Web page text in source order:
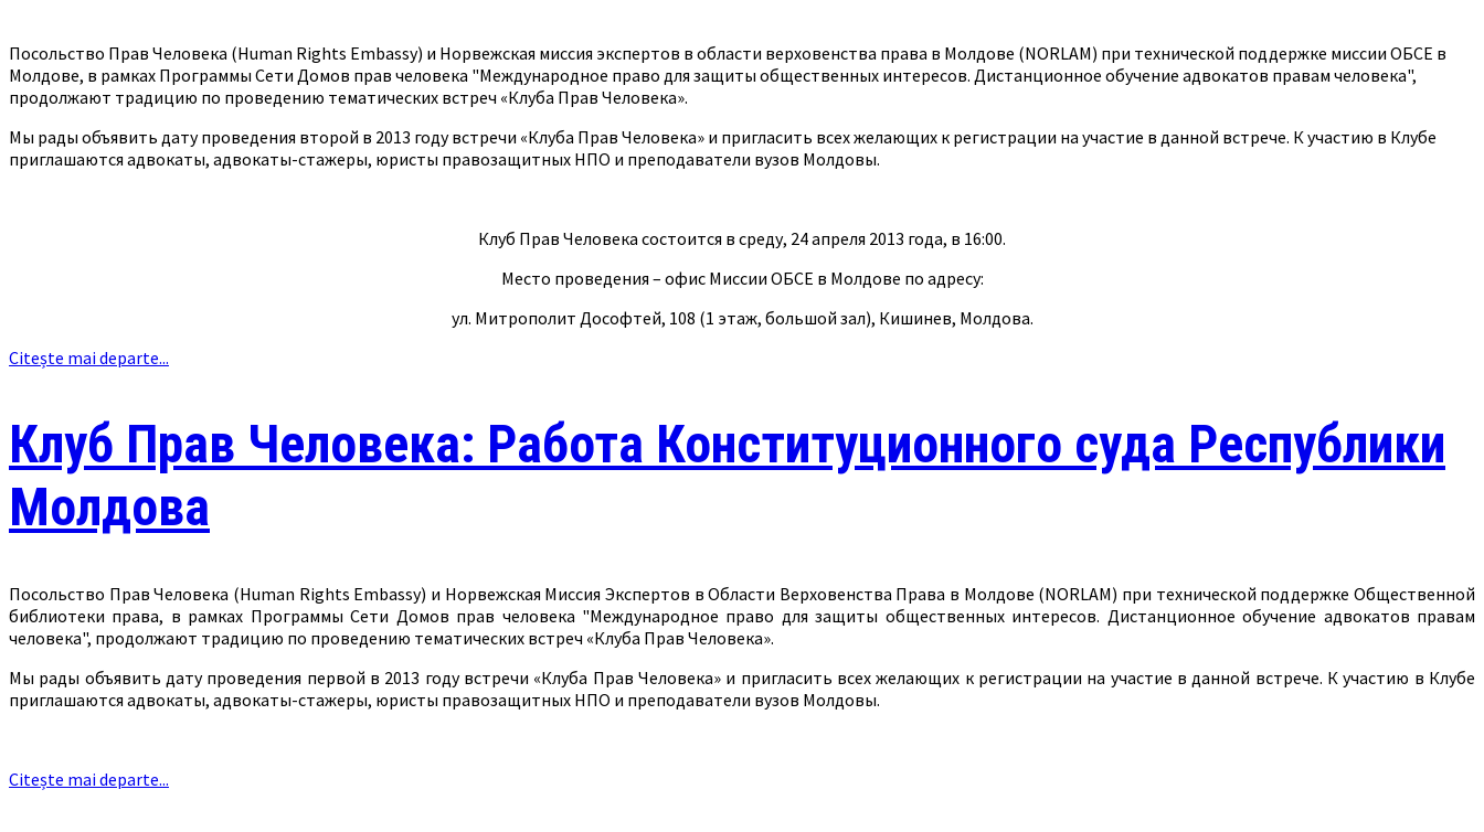
Посольство Прав Человека (Human Rights Embassy) и Норвежская миссия экспертов в области верховенства права в Молдове (NORLAM) при технической поддержке миссии ОБСЕ в
Молдове, в рамках Программы Сети Домов прав человека "Международное право для защиты общественных интересов. Дистанционное обучение адвокатов правам человека",
продолжают традицию по проведению тематических встреч «Клуба Прав Человека».
Мы рады объявить дату проведения второй в 2013 году встречи «Клуба Прав Человека» и пригласить всех желающих к регистрации на участие в данной встрече. К участию в Клубе
приглашаются адвокаты, адвокаты-стажеры, юристы правозащитных НПО и преподаватели вузов Молдовы.
Клуб Прав Человека состоится в среду, 24 апреля 2013 года, в 16:00.
Место проведения – офис Миссии ОБСЕ в Молдове по адресу:
ул. Митрополит Дософтей, 108 (1 этаж, большой зал), Кишинев, Молдова.
Citește mai departe...
Клуб Прав Человека: Работа Конституционного суда Республики
Молдова
Посольство Прав Человека (Human Rights Embassy) и Норвежская Миссия Экспертов в Области Верховенства Права в Молдове (NORLAM) при технической поддержке Общественной
библиотеки права, в рамках Программы Сети Домов прав человека "Международное право для защиты общественных интересов. Дистанционное обучение адвокатов правам
человека", продолжают традицию по проведению тематических встреч «Клуба Прав Человека».
Мы рады объявить дату проведения первой в 2013 году встречи «Клуба Прав Человека» и пригласить всех желающих к регистрации на участие в данной встрече. К участию в Клубе
приглашаются адвокаты, адвокаты-стажеры, юристы правозащитных НПО и преподаватели вузов Молдовы.
Citește mai departe...